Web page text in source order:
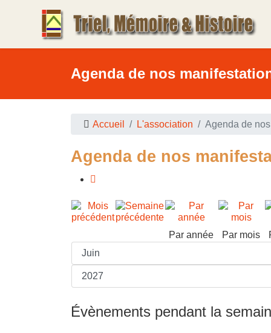
Agenda de nos
Accueil L'association Agenda de
Agenda de nos
Par année Par mois
Évènements pendant la